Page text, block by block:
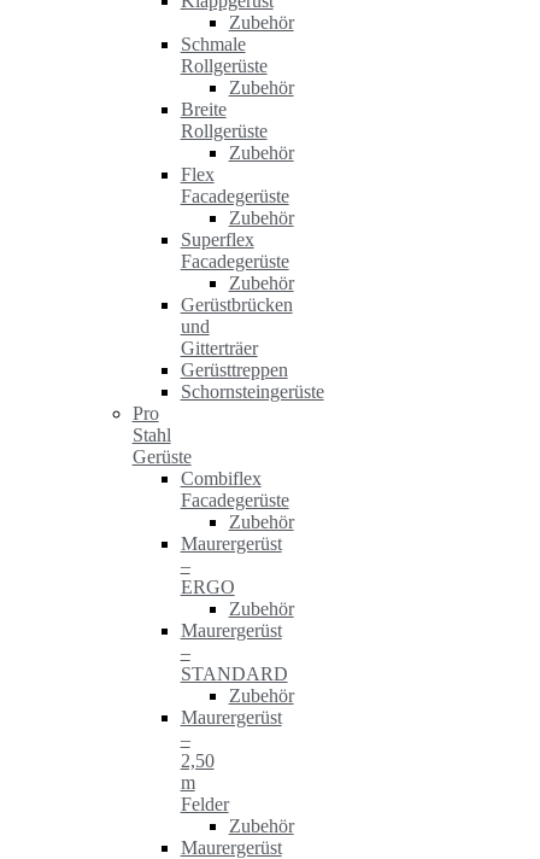
Zubehör
Schmale
Rollgerüste
Zubehör
Breite
Rollgerüste
Zubehör
Flex
Facadegerüste
Zubehör
Superflex
Facadegerüste
Zubehör
Gerüstbrücken
und
Gitterträer
Gerüsttreppen
Schornsteingerüste
Pro
Stahl
Gerüste
Combiflex
Facadegerüste
Zubehör
Maurergerüst
–
ERGO
Zubehör
Maurergerüst
–
STANDARD
Zubehör
Maurergerüst
–
2,50
m
Felder
Zubehör
Maurergerüst